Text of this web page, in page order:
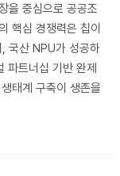
을 중심으로 공공조
핵심 경쟁력은 칩이
, 국산 NPU가 성공하
파트너십 기반 완제
태계 구축이 생존을